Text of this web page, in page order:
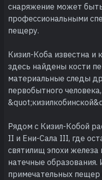
снаряжение может
профессиональными
пещеру.
Кизил-Коба известна и
здесь найдены кости
материальные следы
первобытного
Рядом с Кизил-Кобой
II и Ени-Сала III, где
святилищ эпохи
натечные образования.
примечательных